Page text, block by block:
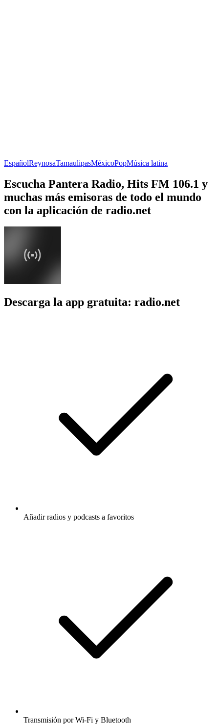
EspañolReynosaTamaulipasMéxicoPopMúsica latina
Escucha Pantera Radio, Hits FM 106.1 y
muchas más emisoras de todo el mundo
con la aplicación de radio.net
Descarga la app gratuita: radio.net
Añadir radios y podcasts a favoritos
Transmisión por Wi-Fi y Bluetooth